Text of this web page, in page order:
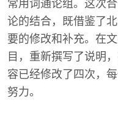
常用词通论组。这次
论的结合，既借鉴了
要的修改和补充。在
目，重新撰写了说明
容已经修改了四次，
努力。